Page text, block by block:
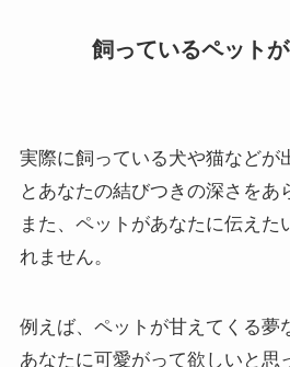
飼っているペット
実際に飼っている犬や猫などが
とあなたの結びつきの深さをあ
また、ペットがあなたに伝えた
れません。
例えば、ペットが甘えてくる夢
あなたに可愛がって欲しいと思